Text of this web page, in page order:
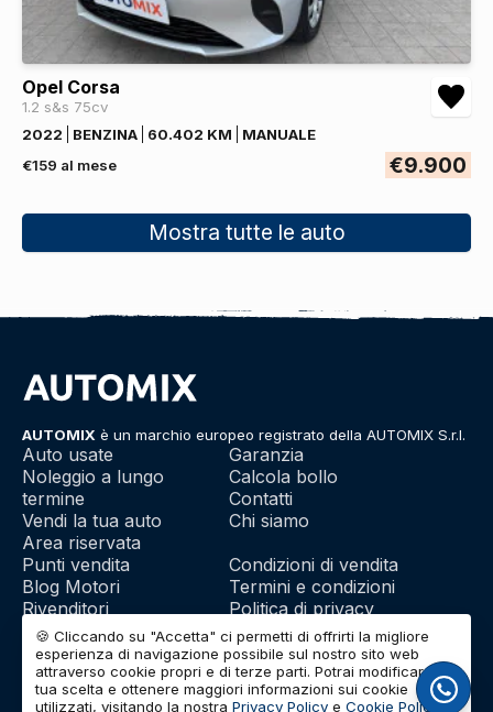
Opel Corsa
1.2 s&s 75cv
2022
BENZINA 60.402 KM
MANUALE
€159 al mese
€9.900
Mostra tutte le auto
AUTOMIX è un marchio europeo registrato della AUTOMIX S.r.l.
Auto usate
Noleggio a lungo
termine
Vendi la tua auto
Area riservata
Garanzia
Calcola bollo
Contatti
Chi siamo
Punti vendita
Blog Motori
Rivenditori
Franchising
Condizioni di vendita
Termini e condizioni
Politica di privacy
Utilizzo dei cookie
© 2026 | AUTOMIX S.r.l. | Partita IVA: IT01732290703 | Capitale
🍪 Cliccando su "Accetta" ci permetti di offrirti la migliore
esperienza di navigazione possibile sul nostro sito web
attraverso cookie propri e di terze parti. Potrai modificare la
tua scelta e ottenere maggiori informazioni sui cookie
utilizzati, visitando la nostra Privacy Policy e Cookie Policy.